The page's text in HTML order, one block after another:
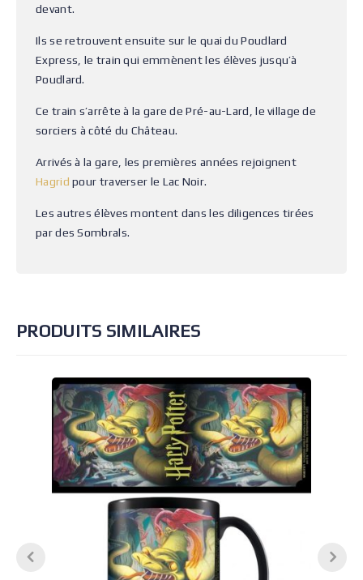
devant.
Ils se retrouvent ensuite sur le quai du Poudlard
Express, le train qui emmènent les élèves jusqu’à
Poudlard.
Ce train s’arrête à la gare de Pré-au-Lard, le village de
sorciers à côté du Château.
Arrivés à la gare, les premières années rejoignent
Hagrid pour traverser le Lac Noir.
Les autres élèves montent dans les diligences tirées
par des Sombrals.
PRODUITS SIMILAIRES